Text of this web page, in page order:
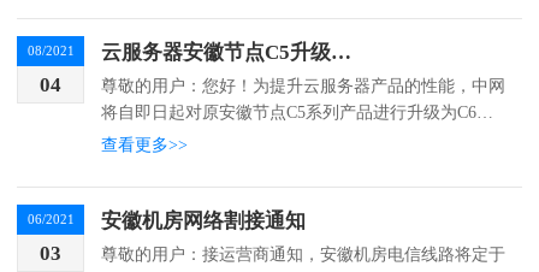
录后您...
08/2021
04
云服务器安徽节点C5升级通知
尊敬的用户：您好！为提升云服务器产品的性能，中网
将自即日起对原安徽节点C5系列产品进行升级为C6系
列，升级后原续费价格不变。升级过程中会将原产品迁
题，请...
查看更多>>
06/2021
03
安徽机房网络割接通知
尊敬的用户：接运营商通知，安徽机房电信线路将定于